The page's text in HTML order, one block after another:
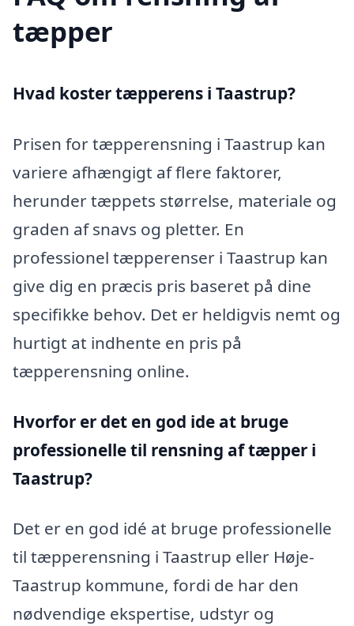
tæpper
Hvad koster tæpperens i Taastrup?
Prisen for tæpperensning i Taastrup kan
variere afhængigt af flere faktorer,
herunder tæppets størrelse, materiale og
graden af snavs og pletter. En
professionel tæpperenser i Taastrup kan
give dig en præcis pris baseret på dine
specifikke behov. Det er heldigvis nemt og
hurtigt at indhente en pris på
tæpperensning online.
Hvorfor er det en god ide at bruge
professionelle til rensning af tæpper i
Taastrup?
Det er en god idé at bruge professionelle
til tæpperensning i Taastrup eller Høje-
Taastrup kommune, fordi de har den
nødvendige ekspertise, udstyr og